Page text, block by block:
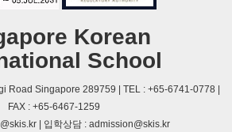
Korean
School
Road Singapore 289759 | TEL : +65-6741-0778 |
FAX : +65-6467-1259
| 입학상담 : admission@skis.kr